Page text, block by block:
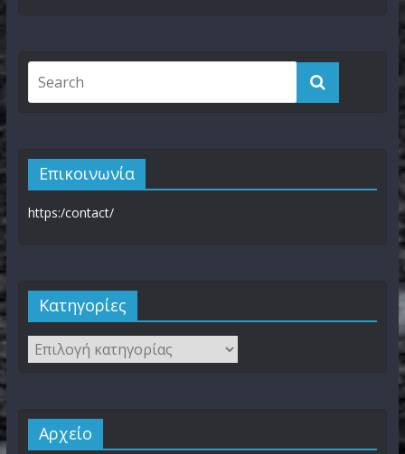
Επικοινωνία
https:/contact/
Kατηγορίες
Αρχείο